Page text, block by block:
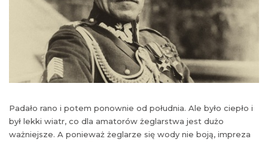
Padało rano i potem ponownie od południa. Ale było ciepło i
był lekki wiatr, co dla amatorów żeglarstwa jest dużo
ważniejsze. A ponieważ żeglarze się wody nie boją, impreza